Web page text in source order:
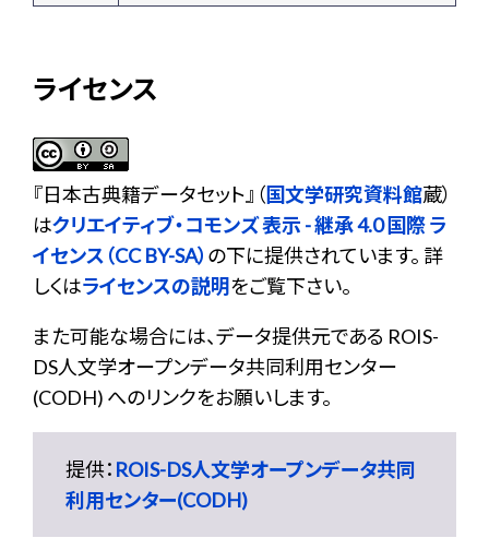
ライセンス
『日本古典籍データセット 』（国文学研究資料館蔵）
はクリエイティブ・コモンズ 表示 - 継承 4.0 国際 ラ
イセンス（CC BY-SA） の下に提供されています。 詳
しくはライセンスの説明をご覧下さい。
また可能な場合には、データ提供元である ROIS-
DS人文学オープンデータ共同利用センター
(CODH) へのリンクをお願いします。
提供： ROIS-DS人文学オープンデータ共同
利用センター(CODH)